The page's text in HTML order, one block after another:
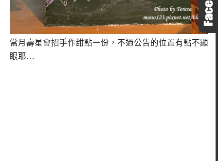
當月壽星會招手作甜點一份，不過公告的位置有點不顯
眼耶…